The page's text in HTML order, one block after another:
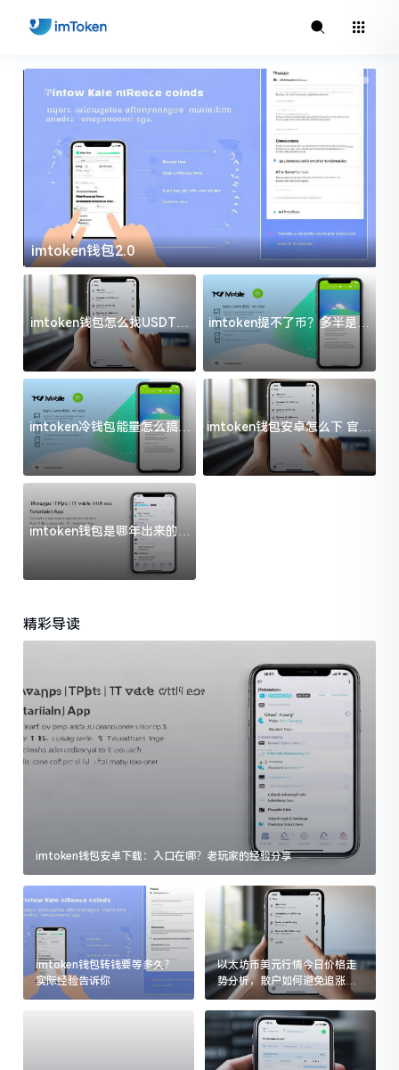
imtoken钱包2.0
imtoken钱包怎么找USDT地
址？三步搞定不踩坑
imtoken提不了币？多半是这
几件事没处理好
imtoken冷钱包能量怎么搞？
过来人告诉你门道
imtoken钱包安卓怎么下 官方
渠道避坑指南
imtoken钱包是哪年出来的？
一文给你说清楚
精彩导读
imtoken钱包安卓下载：入口在哪？老玩家的经验分享
imtoken钱包转钱要等多久？
实际经验告诉你
以太坊币美元行情今日价格走
势分析，散户如何避免追涨杀
跌被套牢